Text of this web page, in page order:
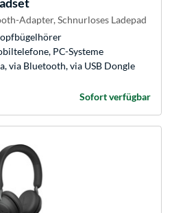
Adapter, Schnurloses Ladepad
PC-Systeme
via Bluetooth, via USB Dongle
Sofort verfügbar